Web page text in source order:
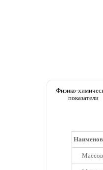
Физико-
показатели